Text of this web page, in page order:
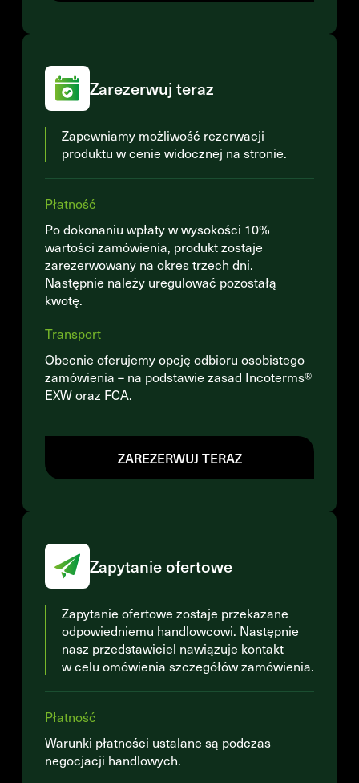
Zarezerwuj teraz
Zapewniamy możliwość rezerwacji
produktu w cenie widocznej na stronie.
Płatność
Po dokonaniu wpłaty w wysokości 10%
wartości zamówienia, produkt zostaje
zarezerwowany na okres trzech dni.
Następnie należy uregulować pozostałą
kwotę.
Transport
Obecnie oferujemy opcję odbioru osobistego
zamówienia – na podstawie zasad Incoterms®
EXW oraz FCA.
ZAREZERWUJ TERAZ
Zapytanie ofertowe
Zapytanie ofertowe zostaje przekazane
odpowiedniemu handlowcowi. Następnie
nasz przedstawiciel nawiązuje kontakt
w celu omówienia szczegółów zamówienia.
Płatność
Warunki płatności ustalane są podczas
negocjacji handlowych.